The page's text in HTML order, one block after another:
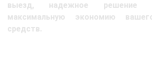
выезд, надежное решение
максимальную экономию
средств.